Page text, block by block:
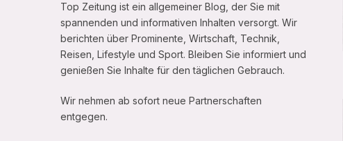
Top Zeitung ist ein allgemeiner Blog, der Sie mit
spannenden und informativen Inhalten versorgt. Wir
berichten über Prominente, Wirtschaft, Technik,
Reisen, Lifestyle und Sport. Bleiben Sie informiert und
genießen Sie Inhalte für den täglichen Gebrauch.
Wir nehmen ab sofort neue Partnerschaften
entgegen.